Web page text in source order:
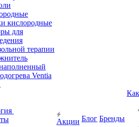
кислородные
для
терапии
Ventia
Акции Блог Бренды